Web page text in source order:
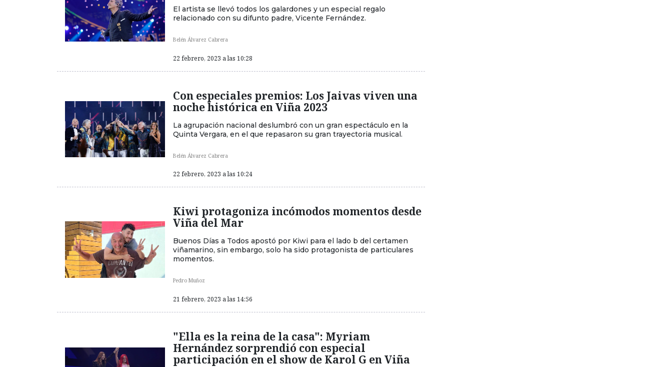
El artista se llevó todos los galardones y un especial regalo
relacionado con su difunto padre, Vicente Fernández.
Belén Álvarez Cabrera
22 febrero, 2023 a las 10:28
Con especiales premios: Los Jaivas viven una
noche histórica en Viña 2023
La agrupación nacional deslumbró con un gran espectáculo en la
Quinta Vergara, en el que repasaron su gran trayectoria musical.
Belén Álvarez Cabrera
22 febrero, 2023 a las 10:24
Kiwi protagoniza incómodos momentos desde
Viña del Mar
Buenos Días a Todos apostó por Kiwi para el lado b del certamen
viñamarino, sin embargo, solo ha sido protagonista de particulares
momentos.
Pedro Muñoz
21 febrero, 2023 a las 14:56
"Ella es la reina de la casa": Myriam
Hernández sorprendió con especial
participación en el show de Karol G en Viña